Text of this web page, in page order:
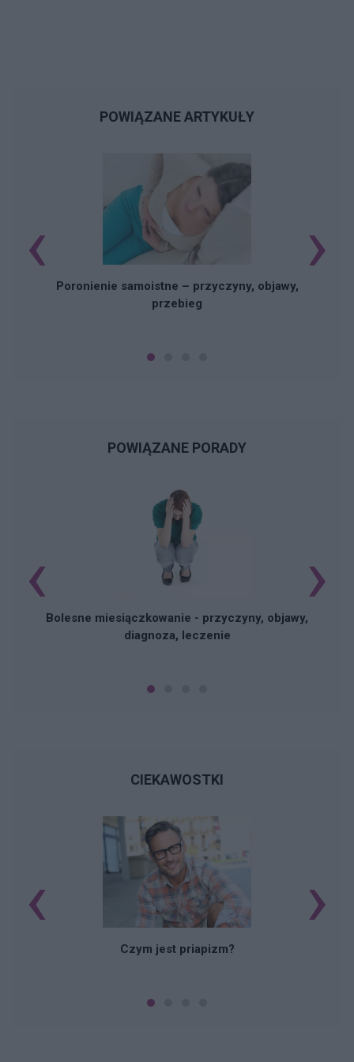
POWIĄZANE ARTYKUŁY
Poronienie samoistne – przyczyny, objawy,
przebieg
‹ ›
POWIĄZANE PORADY
Bolesne miesiączkowanie - przyczyny, objawy,
diagnoza, leczenie
‹ ›
CIEKAWOSTKI
Czym jest priapizm?
‹ ›